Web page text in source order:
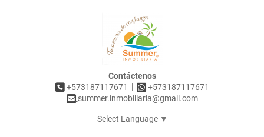
Contáctenos
+573187117671
|
+573187117671
summer.inmobiliaria@gmail.com
Select Language ▼